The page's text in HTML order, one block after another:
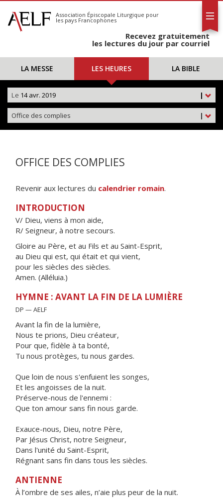
S'abonner
Calendrier
Association Épiscopale Liturgique pour
les pays Francophones
Recevez gratuitement
les lectures du jour par courriel
LA MESSE LES HEURES LA BIBLE
|
Le 14 avr. 2019
|
Office des complies
OFFICE DES COMPLIES
Revenir aux lectures du calendrier romain.
INTRODUCTION
V/ Dieu, viens à mon aide,
R/ Seigneur, à notre secours.
Gloire au Père, et au Fils et au Saint-Esprit,
au Dieu qui est, qui était et qui vient,
pour les siècles des siècles.
Amen. (Alléluia.)
HYMNE : AVANT LA FIN DE LA LUMIÈRE
DP — AELF
Avant la fin de la lumière,
Nous te prions, Dieu créateur,
Pour que, fidèle à ta bonté,
Tu nous protèges, tu nous gardes.
Que loin de nous s'enfuient les songes,
Et les angoisses de la nuit.
Préserve-nous de l'ennemi :
Que ton amour sans fin nous garde.
Exauce-nous, Dieu, notre Père,
Par Jésus Christ, notre Seigneur,
Dans l'unité du Saint-Esprit,
Régnant sans fin dans tous les siècles.
ANTIENNE
À l’ombre de ses ailes, n’aie plus peur de la nuit.